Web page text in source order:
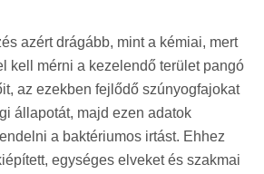
azért drágább, mint a kémiai, mert
kell mérni a kezelendő terület pangó
az ezekben fejlődő szúnyogfajokat
állapotát, majd ezen adatok
a baktériumos irtást. Ehhez
egységes elveket és szakmai